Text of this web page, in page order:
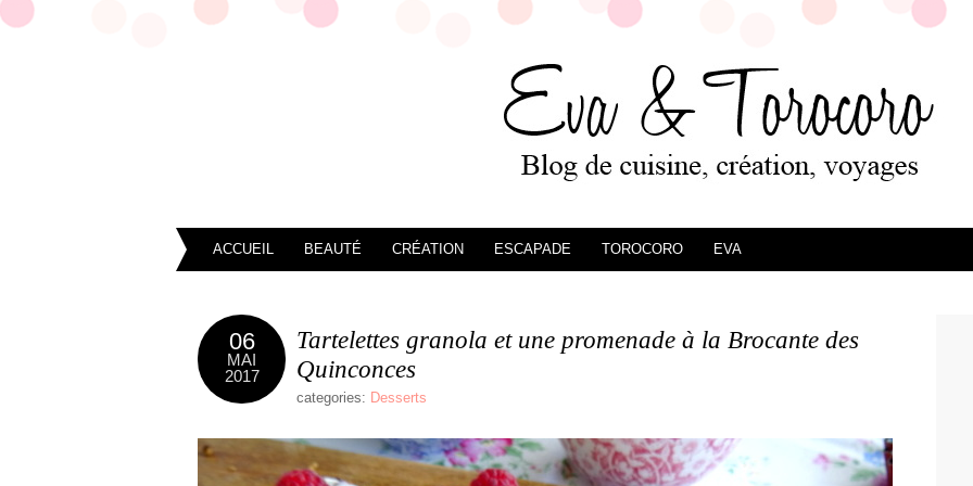
ACCUEIL BEAUTÉ CRÉATION ESCAPADE TOROCORO EVA
06
MAI
2017
Tartelettes granola et une promenade à la Brocante des
Quinconces
categories: Desserts